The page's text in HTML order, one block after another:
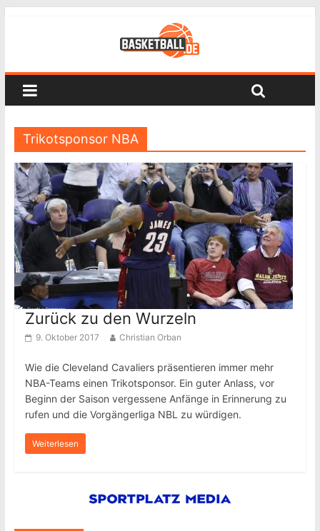
Trikotsponsor NBA
Zurück zu den Wurzeln
9. Oktober 2017 Christian Orban
Wie die Cleveland Cavaliers präsentieren immer mehr
NBA-Teams einen Trikotsponsor. Ein guter Anlass, vor
Beginn der Saison vergessene Anfänge in Erinnerung zu
rufen und die Vorgängerliga NBL zu würdigen.
Weiterlesen